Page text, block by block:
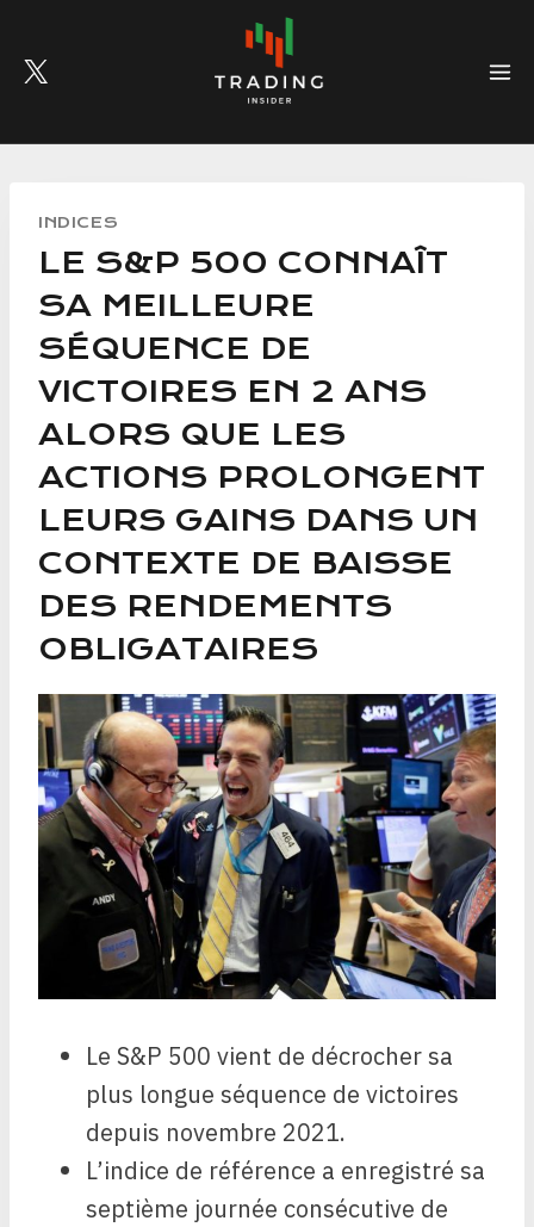
content
INDICES
LE S&P 500 CONNAÎT
SA MEILLEURE
SÉQUENCE DE
VICTOIRES EN 2 ANS
ALORS QUE LES
ACTIONS PROLONGENT
LEURS GAINS DANS UN
CONTEXTE DE BAISSE
DES RENDEMENTS
OBLIGATAIRES
Le S&P 500 vient de décrocher sa
plus longue séquence de victoires
depuis novembre 2021.
L’indice de référence a enregistré sa
septième journée consécutive de